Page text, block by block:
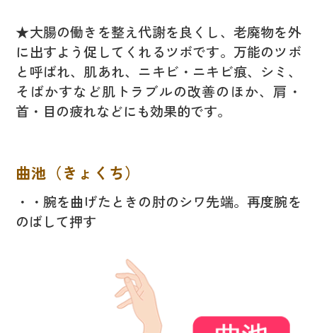
★大腸の働きを整え代謝を良くし、老廃物を外
に出すよう促してくれるツボです。万能のツボ
と呼ばれ、肌あれ、ニキビ・ニキビ痕、シミ、
そばかすなど肌トラブルの改善のほか、肩・
首・目の疲れなどにも効果的です。
曲池（きょくち）
・・腕を曲げたときの肘のシワ先端。再度腕を
のばして押す